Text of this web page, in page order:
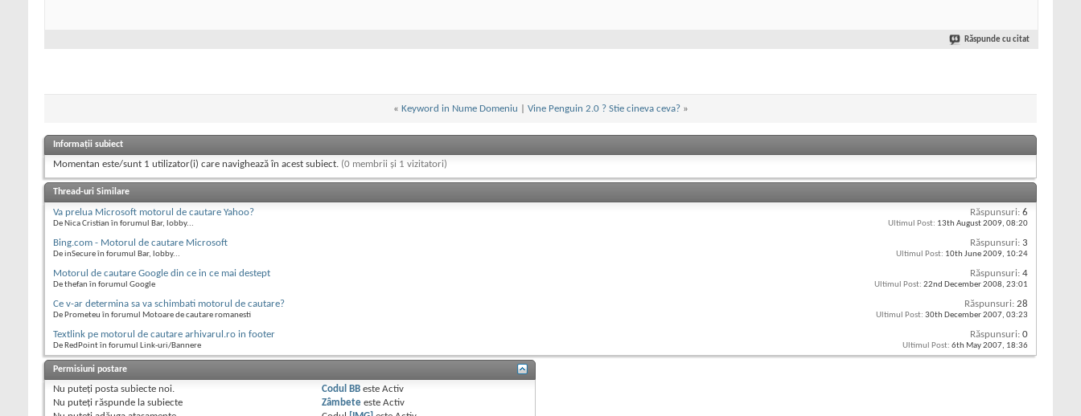
Răspunde cu citat
« Keyword in Nume Domeniu Vine Penguin 2.0 ? Stie cineva ceva? »
Informații subiect
Momentan este/sunt 1 utilizator(i) care navighează în acest subiect. (0 membrii și 1 vizitatori)
Thread-uri Similare
Va prelua Microsoft motorul de cautare Yahoo?
De Nica Cristian în forumul Bar, lobby...
Răspunsuri: 6
Ultimul Post: 13th August 2009, 08:20
Bing.com - Motorul de cautare Microsoft
De inSecure în forumul Bar, lobby...
Răspunsuri: 3
Ultimul Post: 10th June 2009, 10:24
Motorul de cautare Google din ce in ce mai destept
De thefan în forumul Google
Răspunsuri: 4
Ultimul Post: 22nd December 2008, 23:01
Ce v-ar determina sa va schimbati motorul de cautare?
De Prometeu în forumul Motoare de cautare romanesti
Răspunsuri: 28
Ultimul Post: 30th December 2007, 03:23
Textlink pe motorul de cautare arhivarul.ro in footer
De RedPoint în forumul Link-uri/Bannere
Răspunsuri: 0
Ultimul Post: 6th May 2007, 18:36
Permisiuni postare
Nu puteţi posta subiecte noi.
Nu puteţi răspunde la subiecte
Codul BB esteActiv
Zâmbete esteActiv